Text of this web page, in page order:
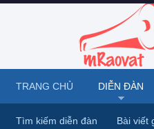
TRANG CHỦ DIỄN ĐÀN
Tìm kiếm diễn đàn Bài viết